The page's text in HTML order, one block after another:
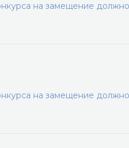
на замещение
на замещение